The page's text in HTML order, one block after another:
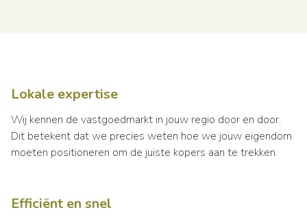
Lokale expertise
Wij kennen de vastgoedmarkt in jouw regio door en door.
Dit betekent dat we precies weten hoe we jouw eigendom
moeten positioneren om de juiste kopers aan te trekken.
Efficiënt en snel